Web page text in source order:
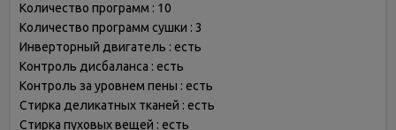
Количество программ : 10
Количество программ сушки : 3
Инверторный двигатель : есть
Контроль дисбаланса : есть
Контроль за уровнем пены : есть
Стирка деликатных тканей : есть
Стирка пуховых вещей : есть